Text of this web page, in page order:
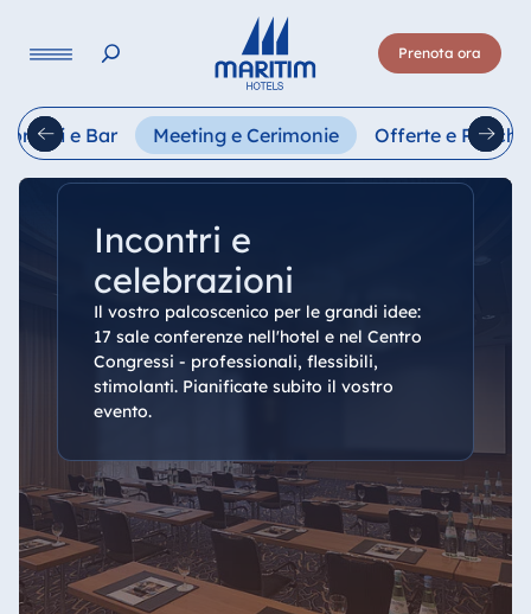
Prenota ora
English Français
e Bar Meeting e Cerimonie Offerte e
Incontri e
celebrazioni
Il vostro palcoscenico per le grandi idee:
17 sale conferenze nell'hotel e nel Centro
Congressi - professionali, flessibili,
stimolanti. Pianificate subito il vostro
evento.